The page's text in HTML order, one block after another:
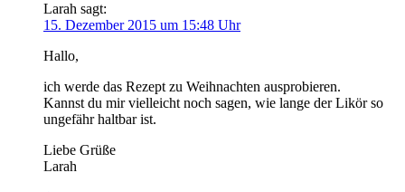
Larah sagt:
15. Dezember 2015 um 15:48 Uhr
Hal­lo,
ich wer­de das Rezept zu Weih­nach­ten ausprobieren.
Kannst du mir viel­leicht noch sagen, wie lan­ge der Likör so
unge­fähr halt­bar ist.
Lie­be Grüße
Larah